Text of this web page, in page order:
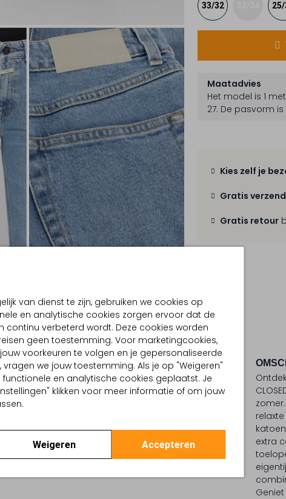
van dienst te zijn, gebruiken we cookies op
en analytische cookies zorgen ervoor dat de
continu verbeterd wordt. Deze cookies worden
geen toestemming. Voor marketingcookies,
voorkeuren te volgen en je gepersonaliseerde
we jouw toestemming. Als je op "Weigeren"
functionele en analytische cookies geplaatst. Je
klikken voor meer informatie of om jouw
Weigeren Accepteren
33/32
Maatadvies
Het model is 1
27. De pasvorm is
Kies zelf je
Gratis
Gratis retour
RETOURNEREN
WASVOORSCHRIFTEN
Normaal wassen op 30 °C
Gewone chemische reiniging
extra